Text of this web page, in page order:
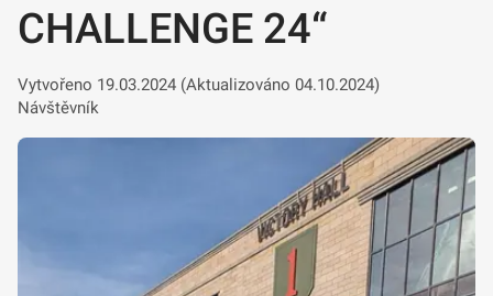
CHALLENGE 24“
Vytvořeno 19.03.2024 (Aktualizováno 04.10.2024)
Návštěvník